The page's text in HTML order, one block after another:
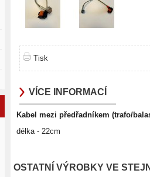
Tisk
VÍCE INFORMACÍ
Kabel mezi předřadníkem (trafo/
délka - 22cm
OSTATNÍ VÝROBKY VE